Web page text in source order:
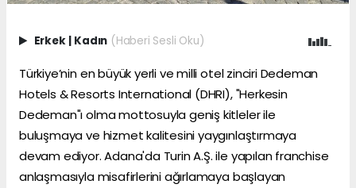
Erkek Kadın (Haberi Sesli Oku)
Türkiye’nin en büyük yerli ve milli otel zinciri Dedeman
Hotels & Resorts International (DHRI), "Herkesin
Dedeman"ı olma mottosuyla geniş kitleler ile
buluşmaya ve hizmet kalitesini yaygınlaştırmaya
devam ediyor. Adana'da Turin A.Ş. ile yapılan franchise
anlaşmasıyla misafirlerini ağırlamaya başlayan